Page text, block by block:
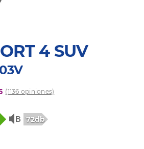
4 SUV
(1136 opiniones)
72db